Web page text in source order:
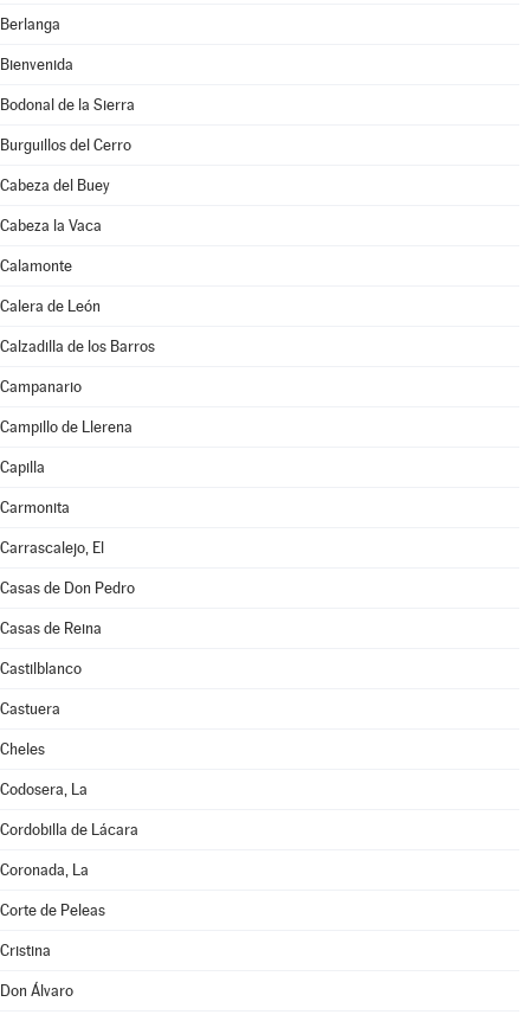
Berlanga
Bienvenida
Bodonal de la Sierra
Burguillos del Cerro
Cabeza del Buey
Cabeza la Vaca
Calamonte
Calera de León
Calzadilla de los Barros
Campanario
Campillo de Llerena
Capilla
Carmonita
Carrascalejo, El
Casas de Don Pedro
Casas de Reina
Castilblanco
Castuera
Cheles
Codosera, La
Cordobilla de Lácara
Coronada, La
Corte de Peleas
Cristina
Don Álvaro